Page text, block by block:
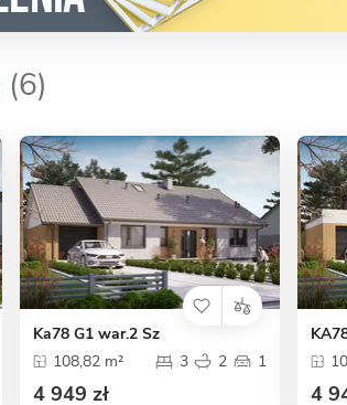
(6)
Ka78 G1 war.2 Sz
108,82 m²
3 2 1
4 949 zł 4